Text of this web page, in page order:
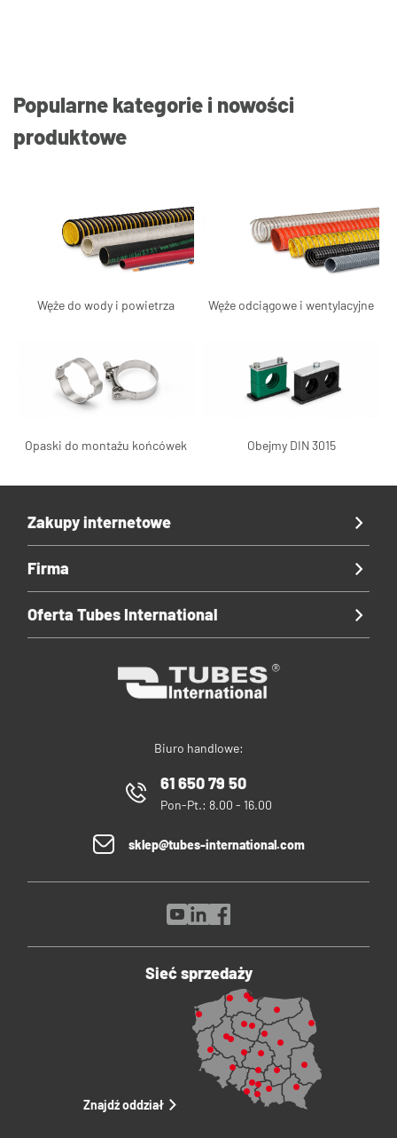
Popularne kategorie i nowości
produktowe
Węże do wody i powietrza Węże odciągowe i wentylacyjne
Opaski do montażu końcówek Obejmy DIN 3015
Biuro handlowe:
61 650 79 50
Pon-Pt.: 8.00 - 16.00
sklep@tubes-international.com
Zakupy internetowe
Firma
Oferta Tubes International
Sieć sprzedaży
Znajdź oddział